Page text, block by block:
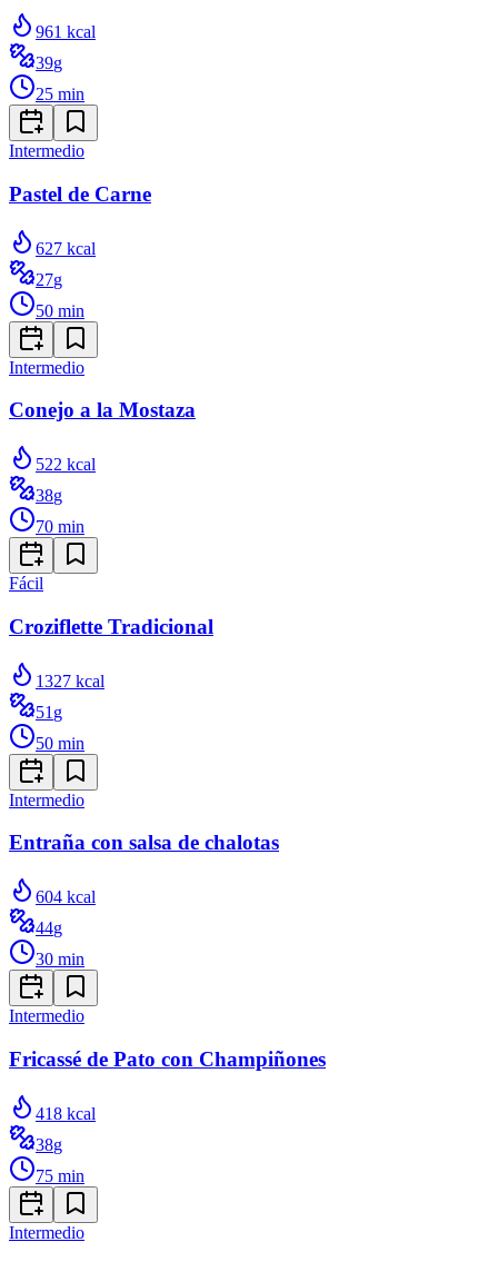
961 kcal
39g
25 min
Intermedio
Pastel de Carne
627 kcal
27g
50 min
Intermedio
Conejo a la Mostaza
522 kcal
38g
70 min
Fácil
Croziflette Tradicional
1327 kcal
51 g
50 min
Intermedio
Entraña con salsa de chalotas
604 kcal
44g
30 min
Intermedio
Fricassé de Pato con Champiñones
418 kcal
38g
75 min
Intermedio